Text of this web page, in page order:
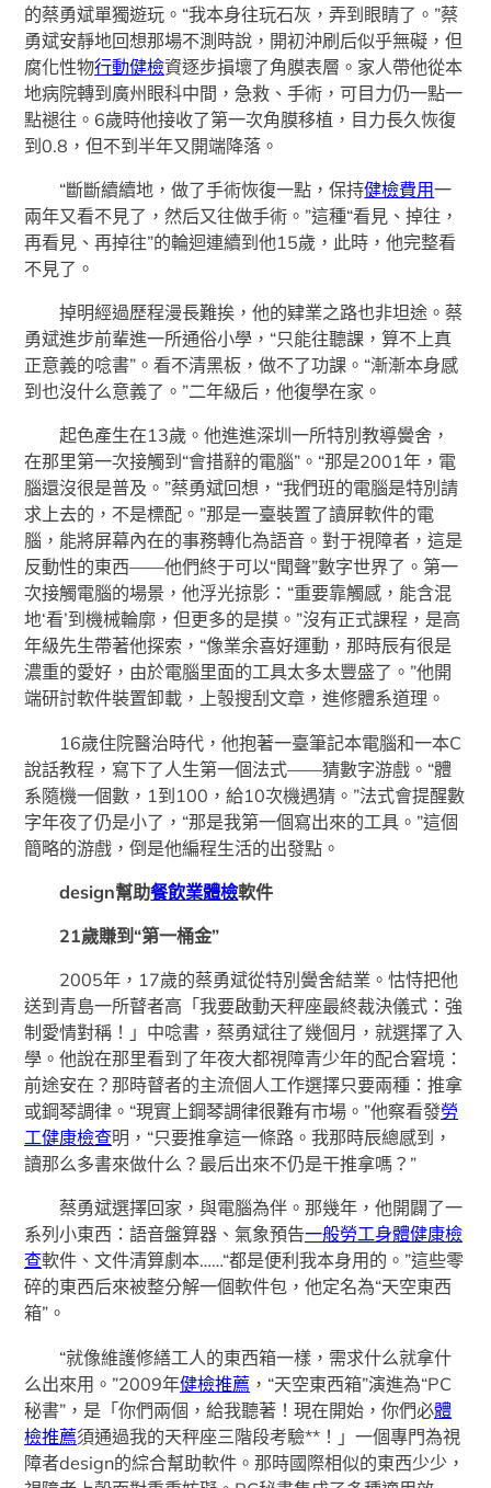
的蔡勇斌單獨遊玩。“我本身往玩石灰，弄到眼睛了。”蔡
勇斌安靜地回想那場不測時說，開初沖刷后似乎無礙，但
腐化性物行動健檢資逐步損壞了角膜表層。家人帶他從本
地病院轉到廣州眼科中間，急救、手術，可目力仍一點一
點褪往。6歲時他接收了第一次角膜移植，目力長久恢復
到0.8，但不到半年又開端降落。
“斷斷續續地，做了手術恢復一點，保持健檢費用一
兩年又看不見了，然后又往做手術。”這種“看見、掉往，
再看見、再掉往”的輪迴連續到他15歲，此時，他完整看
不見了。
掉明經過歷程漫長難挨，他的肄業之路也非坦途。蔡
勇斌進步前輩進一所通俗小學，“只能往聽課，算不上真
正意義的唸書”。看不清黑板，做不了功課。“漸漸本身感
到也沒什么意義了。”二年級后，他復學在家。
起色產生在13歲。他進進深圳一所特別教導黌舍，
在那里第一次接觸到“會措辭的電腦”。“那是2001年，電
腦還沒很是普及。”蔡勇斌回想，“我們班的電腦是特別請
求上去的，不是標配。”那是一臺裝置了讀屏軟件的電
腦，能將屏幕內在的事務轉化為語音。對于視障者，這是
反動性的東西——他們終于可以“聞聲”數字世界了。第一
次接觸電腦的場景，他浮光掠影：“重要靠觸感，能含混
地‘看’到機械輪廓，但更多的是摸。”沒有正式課程，是高
年級先生帶著他探索，“像業余喜好運動，那時辰有很是
濃重的愛好，由於電腦里面的工具太多太豐盛了。”他開
端研討軟件裝置卸載，上彀搜刮文章，進修體系道理。
16歲住院醫治時代，他抱著一臺筆記本電腦和一本C
說話教程，寫下了人生第一個法式——猜數字游戲。“體
系隨機一個數，1到100，給10次機遇猜。”法式會提醒數
字年夜了仍是小了，“那是我第一個寫出來的工具。”這個
簡略的游戲，倒是他編程生活的出發點。
design幫助餐飲業體檢軟件
21歲賺到“第一桶金”
2005年，17歲的蔡勇斌從特別黌舍結業。怙恃把他
送到青島一所瞽者高「我要啟動天秤座最終裁決儀式：強
制愛情對稱！」中唸書，蔡勇斌往了幾個月，就選擇了入
學。他說在那里看到了年夜大都視障青少年的配合窘境：
前途安在？那時瞽者的主流個人工作選擇只要兩種：推拿
或鋼琴調律。“現實上鋼琴調律很難有市場。”他察看發勞
工健康檢查明，“只要推拿這一條路。我那時辰總感到，
讀那么多書來做什么？最后出來不仍是干推拿嗎？”
蔡勇斌選擇回家，與電腦為伴。那幾年，他開闢了一
系列小東西：語音盤算器、氣象預告一般勞工身體健康檢
查軟件、文件清算劇本……“都是便利我本身用的。”這些零
碎的東西后來被整分解一個軟件包，他定名為“天空東西
箱”。
“就像維護修繕工人的東西箱一樣，需求什么就拿什
么出來用。”2009年健檢推薦 ，“天空東西箱”演進為“PC
秘書”，是「你們兩個，給我聽著！現在開始，你們必體
檢推薦須通過我的天秤座三階段考驗**！」一個專門為視
障者design的綜合幫助軟件。那時國際相似的東西少少，